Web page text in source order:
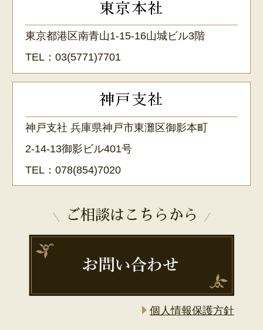
東京本社
東京都港区南青山1-15-16山城ビル3階
TEL：03(5771)7701
神戸支社
神戸支社 兵庫県神戸市東灘区御影本町
2-14-13御影ビル401号
TEL：078(854)7020
ご相談はこちらから
個人情報保護方針